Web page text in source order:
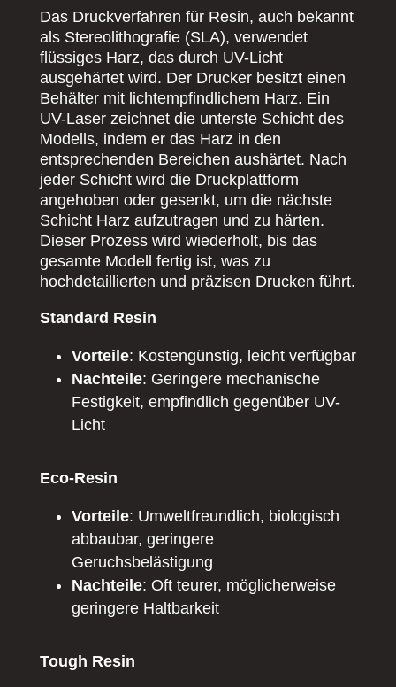
Das Druckverfahren für Resin, auch bekannt
als Stereolithografie (SLA), verwendet
flüssiges Harz, das durch UV-Licht
ausgehärtet wird. Der Drucker besitzt einen
Behälter mit lichtempfindlichem Harz. Ein
UV-Laser zeichnet die unterste Schicht des
Modells, indem er das Harz in den
entsprechenden Bereichen aushärtet. Nach
jeder Schicht wird die Druckplattform
angehoben oder gesenkt, um die nächste
Schicht Harz aufzutragen und zu härten.
Dieser Prozess wird wiederholt, bis das
gesamte Modell fertig ist, was zu
hochdetaillierten und präzisen Drucken führt.
Standard Resin
Vorteile: Kostengünstig, leicht verfügbar
Nachteile: Geringere mechanische
Festigkeit, empfindlich gegenüber UV-
Licht
Eco-Resin
Vorteile: Umweltfreundlich, biologisch
abbaubar, geringere
Geruchsbelästigung
Nachteile: Oft teurer, möglicherweise
geringere Haltbarkeit
Tough Resin